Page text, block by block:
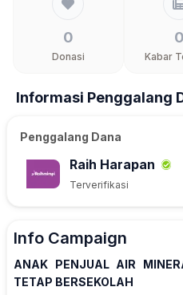
0
Donasi
0
Kabar
Informasi Penggalang
Penggalang Dana
Raih Harapan
Terverifikasi
Info Campaign
ANAK PENJUAL AIR
TETAP BERSEKOLAH